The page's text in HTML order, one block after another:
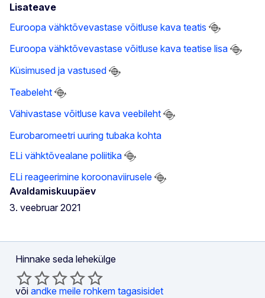
Lisateave
Euroopa vähktõvevastase võitluse kava teatis
Euroopa vähktõvevastase võitluse kava teatise lisa
Küsimused ja vastused
Teabeleht
Vähivastase võitluse kava veebileht
Eurobaromeetri uuring tubaka kohta
ELi vähktõvealane poliitika
ELi reageerimine koroonaviirusele
Avaldamiskuupäev
3. veebruar 2021
Hinnake seda lehekülge
või andke meile rohkem tagasisidet